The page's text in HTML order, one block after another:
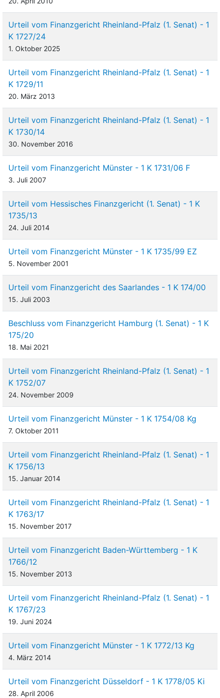
Urteil vom Finanzgericht Rheinland-Pfalz (1. Senat) - 1
K 1727/24
1. Oktober 2025
Urteil vom Finanzgericht Rheinland-Pfalz (1. Senat) - 1
K 1729/11
20. März 2013
Urteil vom Finanzgericht Rheinland-Pfalz (1. Senat) - 1
K 1730/14
30. November 2016
Urteil vom Finanzgericht Münster - 1 K 1731/06 F
3. Juli 2007
Urteil vom Hessisches Finanzgericht (1. Senat) - 1 K
1735/13
24. Juli 2014
Urteil vom Finanzgericht Münster - 1 K 1735/99 EZ
5. November 2001
Urteil vom Finanzgericht des Saarlandes - 1 K 174/00
15. Juli 2003
Beschluss vom Finanzgericht Hamburg (1. Senat) - 1 K
175/20
18. Mai 2021
Urteil vom Finanzgericht Rheinland-Pfalz (1. Senat) - 1
K 1752/07
24. November 2009
Urteil vom Finanzgericht Münster - 1 K 1754/08 Kg
7. Oktober 2011
Urteil vom Finanzgericht Rheinland-Pfalz (1. Senat) - 1
K 1756/13
15. Januar 2014
Urteil vom Finanzgericht Rheinland-Pfalz (1. Senat) - 1
K 1763/17
15. November 2017
Urteil vom Finanzgericht Baden-Württemberg - 1 K
1766/12
15. November 2013
Urteil vom Finanzgericht Rheinland-Pfalz (1. Senat) - 1
K 1767/23
19. Juni 2024
Urteil vom Finanzgericht Münster - 1 K 1772/13 Kg
4. März 2014
Urteil vom Finanzgericht Düsseldorf - 1 K 1778/05 Ki
28. April 2006